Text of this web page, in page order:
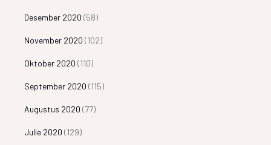
Desember 2020 (58)
November 2020 (102)
Oktober 2020 (110)
September 2020 (115)
Augustus 2020 (77)
Julie 2020 (129)